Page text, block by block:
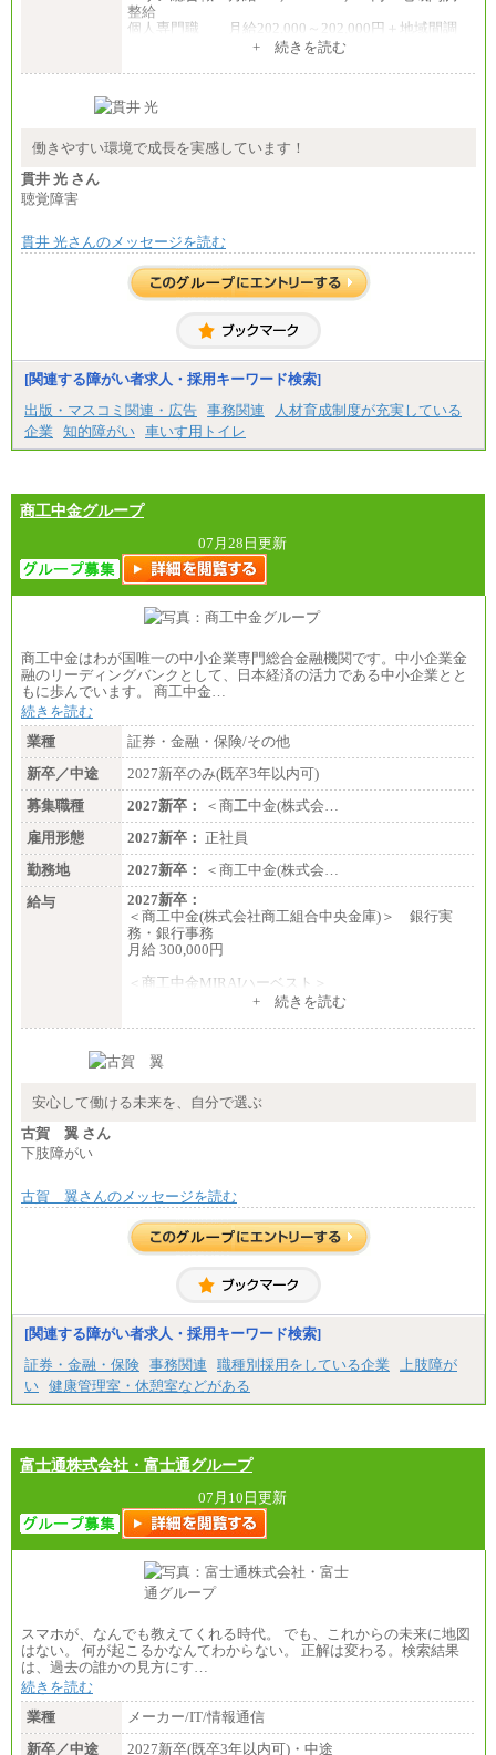
整給
個人専門職 月給202,000～202,000円＋地域間調
総合職 月給208,000～235,000円
※詳細はJTBキャリアサイトよりご確認ください。
総合職 月給220,000～230,000円＋地域間調整給
整給
※詳細はJTBキャリアサイトよりご確認ください。
■(株)JTBコミュニケーションデザイン
総合職 月給230,000円
みなし残業手当：20,000円（一律支給）※みなし
残業手当の残業時間は10.43時間。
間に応じて、時間外手当等を支給。
エリアサポート職 月給188,000円
■（株）JTBグローバルマーケティング＆トラベル
訪日事業職 月給202,000～227,000円＋地域間調整
給
※詳細はJTBキャリアサイトよりご確認ください。
■(株)JTBビジネストランスフォーム
総合職 月給205,000～225,000円＋地域間調整給
※詳細はJTBキャリアサイトよりご確認ください。
■(株)JTBデータサービス ※2027年新卒募集終了
※詳細はJTBキャリアサイトよりご確認ください。
■I&Jデジタルイノベーション(株)
総合職 月給224,500～242,600円＋地域手当
※詳細はJTBキャリアサイトよりご確認ください。
＜有期社員コース＞
■(株)JTBビジネストランスフォーム
有期契約職 月給185,000～195,000円
※詳細はJTBキャリアサイトよりご確認ください。
■(株)JTBパブリッシング ※2027年新卒募集終了
総合職 月給241,000円
中途：
①月給227,000円以上
②月給212,000円以上
④月給23万円～37万円
⑤月給20万円～25万円
⑦月給271,000円以上
⑯月給185,000円以上
⑰月給237,000円以上
㉑月給185,000 円以上
㉒月給185,000 円以上
㉓月給224,500円以上
※全コース共通※ 能力・経験・勤務地などにより
異なります
※試用期間中も給与に変更はございません。
+ 続きを読む
働きやすい環境で成長を実感しています！
貫井 光 さん
聴覚障害
貫井 光さんのメッセージを読む
[関連する障がい者求人・採用キーワード検索]
出版・マスコミ関連・広告 事務関連
人材育成制度が充実している
企業
知的障がい 車いす用トイレ
商工中金グループ
07月28日更新
商工中金はわが国唯一の中小企業専門総合金融機関です。中小企業金
融のリーディングバンクとして、日本経済の活力である中小企業とと
もに歩んでいます。 商工中金…
続きを読む
業種
証券・金融・保険/その他
新卒／中途
2027新卒のみ(既卒3年以内可)
募集職種
2027新卒：
＜商工中金(株式会…
雇用形態
2027新卒： 正社員
勤務地
2027新卒：
＜商工中金(株式会…
給与
2027新卒：
＜商工中金(株式会社商工組合中央金庫)＞ 銀行実
務・銀行事務
月給 300,000円
＜商工中金MIRAIハーベスト＞
+ 続きを読む
安心して働ける未来を、自分で選ぶ
古賀 翼 さん
下肢障がい
古賀 翼さんのメッセージを読む
[関連する障がい者求人・採用キーワード検索]
証券・金融・保険 事務関連 職種別採用をしている企業
上肢障が
い 健康管理室・休憩室などがある
富士通株式会社・富士通グループ
07月10日更新
スマホが、なんでも教えてくれる時代。 でも、これからの未来に地図
はない。 何が起こるかなんてわからない。 正解は変わる。検索結果
は、過去の誰かの見方にす…
続きを読む
業種
メーカー/IT/情報通信
新卒／中途
2027新卒(既卒3年以内可)・中途